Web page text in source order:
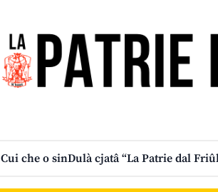
Cui che o sinDulà cjatâ “La Patrie dal